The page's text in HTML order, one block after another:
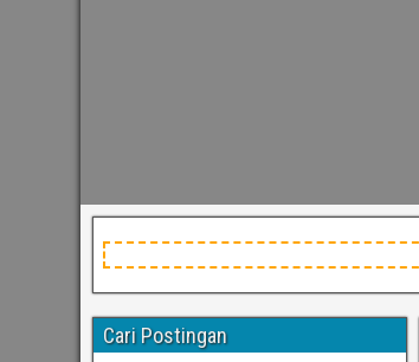
Cari Postingan